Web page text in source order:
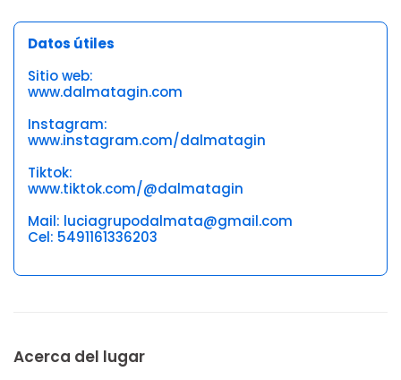
Datos útiles
Sitio web:
www.dalmatagin.com
Instagram:
www.instagram.com/dalmatagin
Tiktok:
www.tiktok.com/@dalmatagin
Mail: luciagrupodalmata@gmail.com
Cel: 5491161336203
Acerca del lugar